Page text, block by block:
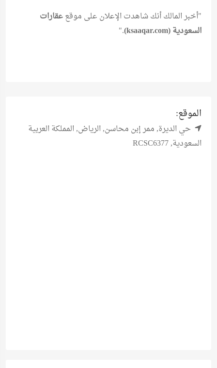
"أخبر المالك أنك شاهدت الإعلان على موقععقارات
السعودية (ksaaqar.com)
."
الموقع:
حي الديرة, ممر إبن محاسن, الرياض, المملكة العربية
السعودية, RCSC6377